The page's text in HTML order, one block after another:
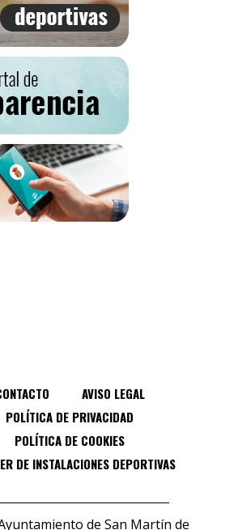
AVISO LEGAL
POLÍTICA DE PRIVACIDAD
POLÍTICA DE COOKIES
DE INSTALACIONES DEPORTIVAS
de San Martín de